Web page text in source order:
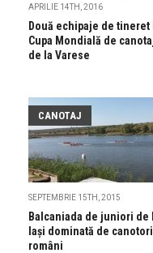
APRILIE 14TH, 2016
Două echipaje de tineret
Cupa Mondială de
de la Varese
CANOTAJ
SEPTEMBRIE 15TH, 2015
Balcaniada de juniori de
Iași dominată de
români